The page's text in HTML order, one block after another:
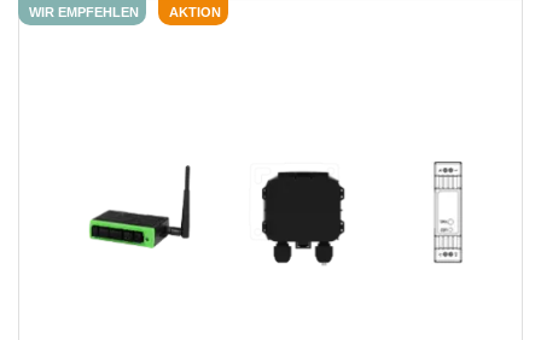
WIR EMPFEHLEN AKTION